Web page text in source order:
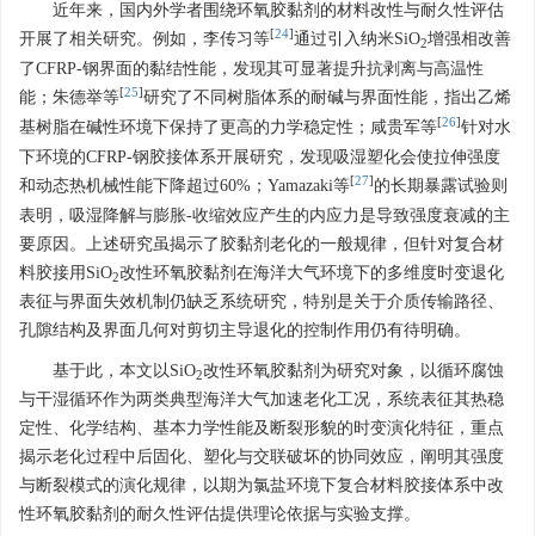
近年来，国内外学者围绕环氧胶黏剂的材料改性与耐久性评估
开展了相关研究。例如，李传习等[24]通过引入纳米SiO2增强相改善
了CFRP-钢界面的黏结性能，发现其可显著提升抗剥离与高温性
能；朱德举等[25]研究了不同树脂体系的耐碱与界面性能，指出乙烯
基树脂在碱性环境下保持了更高的力学稳定性；咸贵军等[26]针对水
下环境的CFRP-钢胶接体系开展研究，发现吸湿塑化会使拉伸强度
和动态热机械性能下降超过60%；Yamazaki等[27] 的长期暴露试验则
表明，吸湿降解与膨胀-收缩效应产生的内应力是导致强度衰减的主
要原因。上述研究虽揭示了胶黏剂老化的一般规律，但针对复合材
料胶接用SiO2改性环氧胶黏剂在海洋大气环境下的多维度时变退化
表征与界面失效机制仍缺乏系统研究，特别是关于介质传输路径、
孔隙结构及界面几何对剪切主导退化的控制作用仍有待明确。
基于此，本文以SiO2改性环氧胶黏剂为研究对象，以循环腐蚀
与干湿循环作为两类典型海洋大气加速老化工况，系统表征其热稳
定性、化学结构、基本力学性能及断裂形貌的时变演化特征，重点
揭示老化过程中后固化、塑化与交联破坏的协同效应，阐明其强度
与断裂模式的演化规律，以期为氯盐环境下复合材料胶接体系中改
性环氧胶黏剂的耐久性评估提供理论依据与实验支撑。